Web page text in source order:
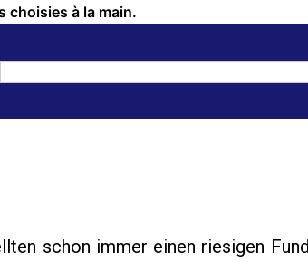
choisies à la main.
schon immer einen riesigen